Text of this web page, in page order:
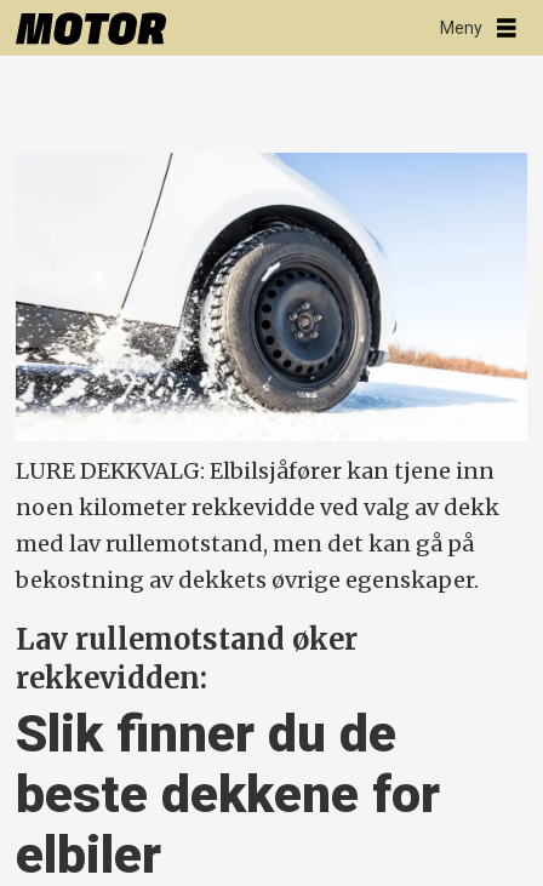
LURE DEKKVALG: Elbilsjåfører kan tjene inn
noen kilometer rekkevidde ved valg av dekk
med lav rullemotstand, men det kan gå på
bekostning av dekkets øvrige egenskaper.
Lav rullemotstand øker
rekkevidden:
Slik finner du de
beste dekkene for
elbiler